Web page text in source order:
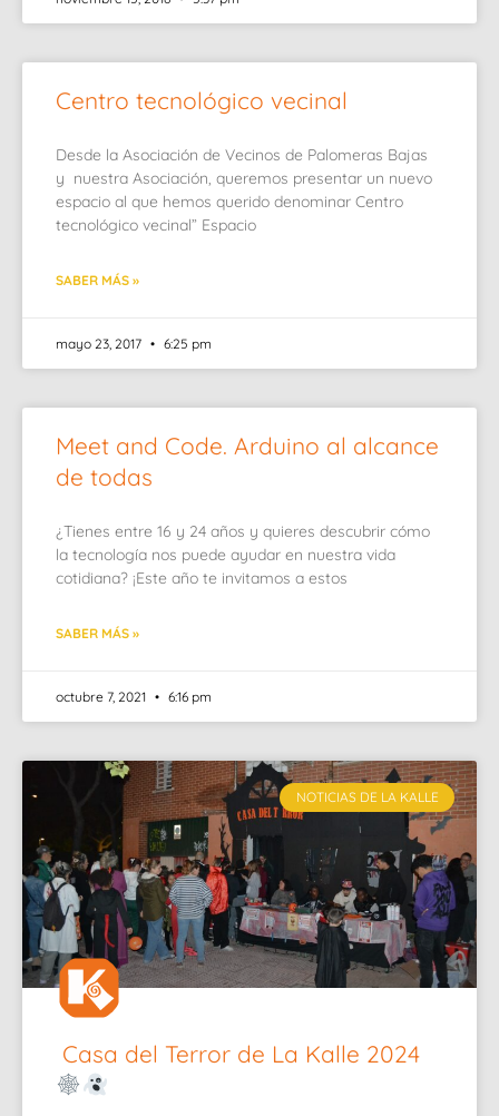
Centro tecnológico vecinal
Desde la Asociación de Vecinos de Palomeras Bajas
y nuestra Asociación, queremos presentar un nuevo
espacio al que hemos querido denominar Centro
tecnológico vecinal” Espacio
SABER MÁS »
mayo 23, 2017 6:25 pm
Meet and Code. Arduino al alcance
de todas
¿Tienes entre 16 y 24 años y quieres descubrir cómo
la tecnología nos puede ayudar en nuestra vida
cotidiana? ¡Este año te invitamos a estos
SABER MÁS »
octubre 7, 2021 6:16 pm
NOTICIAS DE LA KALLE
Casa del Terror de La Kalle 2024